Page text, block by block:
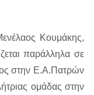
Κουμάκης,
παράλληλα σε
στην Ε.Α.Πατρών
ομάδας στην